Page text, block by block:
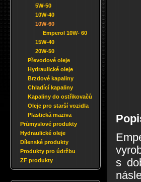
5W-50
10W-40
10W-60
Emperol 10W- 60
15W-40
20W-50
Převodové oleje
Hydraulické oleje
Brzdové kapaliny
Chladící kapaliny
Kapaliny do ostřikovačů
Oleje pro starší vozidla
Plastická maziva
Průmyslové produkty
Hydraulické oleje
Dílenské produkty
Produkty pro údržbu
ZF produkty
s